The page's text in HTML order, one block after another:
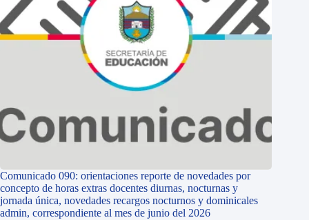
Comunicado 090: orientaciones reporte de novedades por
concepto de horas extras docentes diurnas, nocturnas y
jornada única, novedades recargos nocturnos y dominicales
admin, correspondiente al mes de junio del 2026